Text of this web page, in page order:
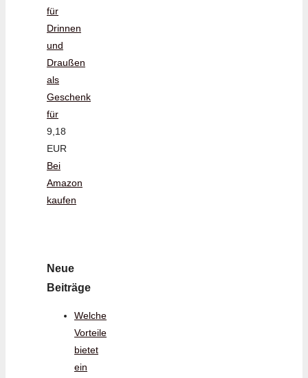
für
Drinnen
und
Draußen
als
Geschenk
für
9,18
EUR
Bei
Amazon
kaufen
Neue
Beiträge
Welche
Vorteile
bietet
ein